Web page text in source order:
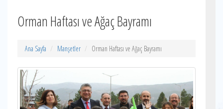
Orman Haftası ve Ağaç Bayramı
Ana Sayfa Manşetler Orman Haftası ve Ağaç Bayramı